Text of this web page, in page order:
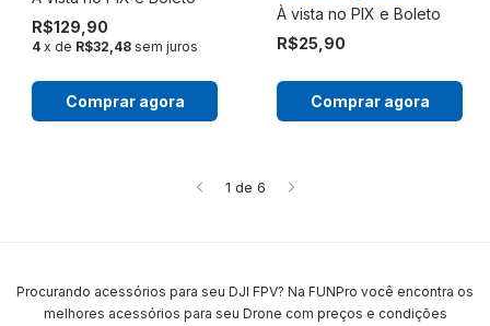
R$129,90
4 x de R$32,48 sem juros
Comprar agora
R$25,90
Comprar agora
1 de 6
Procurando acessórios para seu DJI FPV? Na FUNPro você encontra os
melhores acessórios para seu Drone com preços e condições